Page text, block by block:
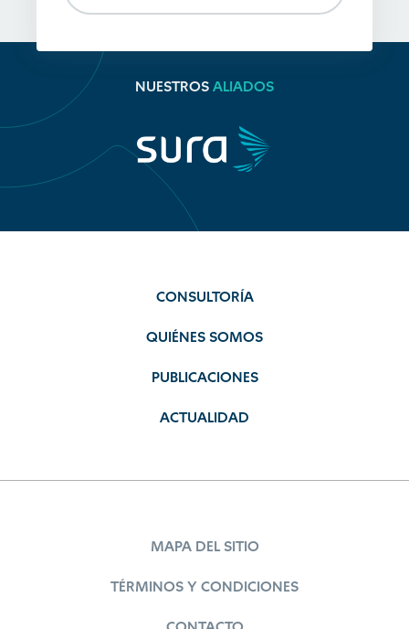
NUESTROS ALIADOS
CONSULTORÍA
QUIÉNES SOMOS
PUBLICACIONES
ACTUALIDAD
MAPA DEL SITIO
TÉRMINOS Y CONDICIONES